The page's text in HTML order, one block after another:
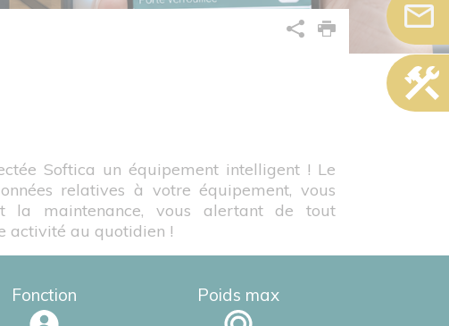
Softica un équipement intelligent ! Le
relatives à votre équipement, vous
la maintenance, vous alertant de tout
activité au quotidien !
Fonction Poids max